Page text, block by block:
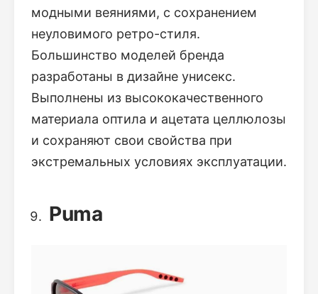
модными веяниями, с сохранением
неуловимого ретро-стиля.
Большинство моделей бренда
разработаны в дизайне унисекс.
Выполнены из высококачественного
материала оптила и ацетата целлюлозы
и сохраняют свои свойства при
экстремальных условиях эксплуатации.
Puma